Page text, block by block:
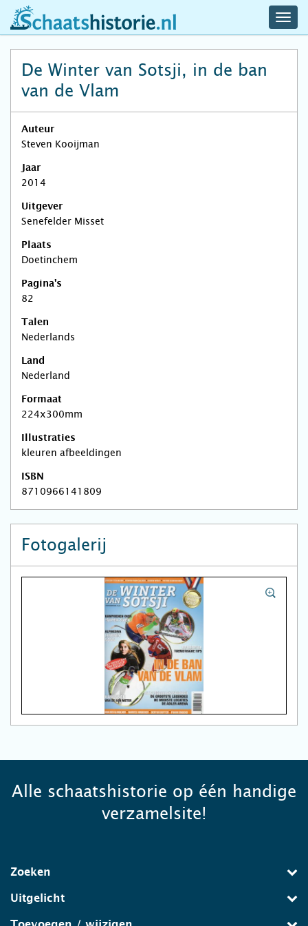
schaatshistorie.nl
De Winter van Sotsji, in de ban
van de Vlam
Auteur
Steven Kooijman
Jaar
2014
Uitgever
Senefelder Misset
Plaats
Doetinchem
Pagina's
82
Talen
Nederlands
Land
Nederland
Formaat
224x300mm
Illustraties
kleuren afbeeldingen
ISBN
8710966141809
Fotogalerij
Alle schaatshistorie op één handige
verzamelsite!
Zoeken
Uitgelicht